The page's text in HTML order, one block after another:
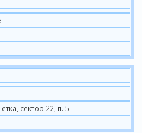
сектор 22, п. 5